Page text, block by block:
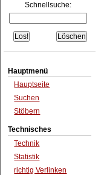
Schnellsuche:
Hauptmenü
Hauptseite
Suchen
Stöbern
Technisches
Technik
Statistik
richtig Verlinken